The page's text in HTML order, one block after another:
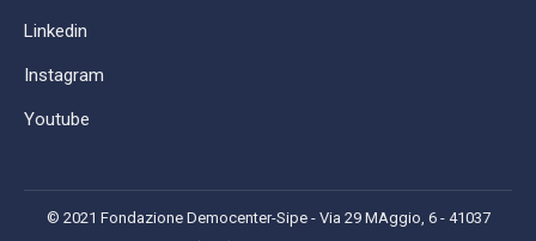
Linkedin
Instagram
Youtube
© 2021 Fondazione Democenter-Sipe - Via 29 MAggio, 6 - 41037